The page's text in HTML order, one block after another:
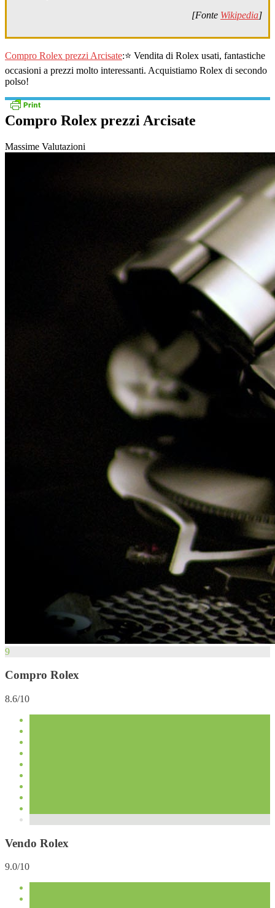
[Fonte Wikipedia]
Compro Rolex prezzi Arcisate:⭐ Vendita di Rolex usati, fantastiche
occasioni a prezzi molto interessanti. Acquistiamo Rolex di secondo
polso!
Compro Rolex prezzi Arcisate
Massime Valutazioni
9
Compro Rolex
8.6/10
Vendo Rolex
9.0/10